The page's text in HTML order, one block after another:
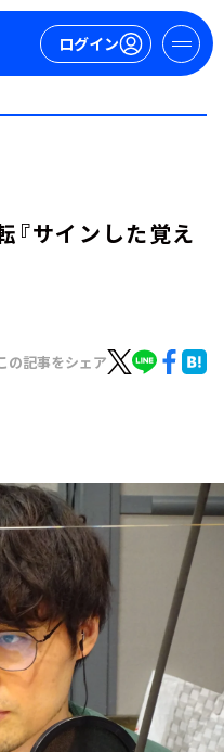
ログイン
『サインした覚え
の記事をシェア